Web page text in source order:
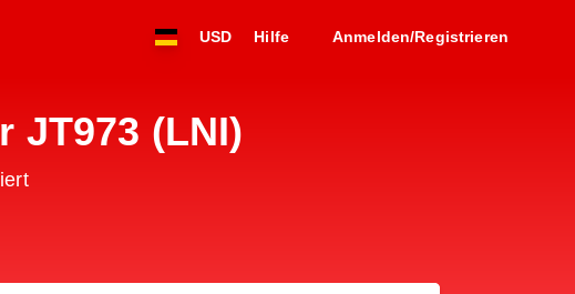
USD Hilfe Anmelden/Registrieren
JT973 (LNI)